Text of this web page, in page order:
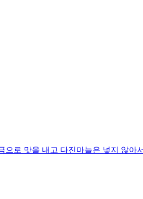
로 맛을 내고 다진마늘은 넣지 않아